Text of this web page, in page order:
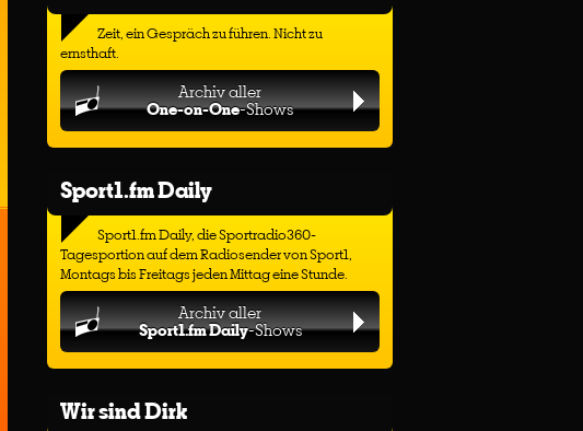
Zeit, ein Gespräch zu führen. Nicht zu
ernsthaft.
Archiv aller
One-on-One-Shows
Sport1.fm Daily
Sport1.fm Daily, die Sportradio360-
Tagesportion auf dem Radiosender von Sport1,
Montags bis Freitags jeden Mittag eine Stunde.
Archiv aller
Sport1.fm Daily-Shows
Wir sind Dirk